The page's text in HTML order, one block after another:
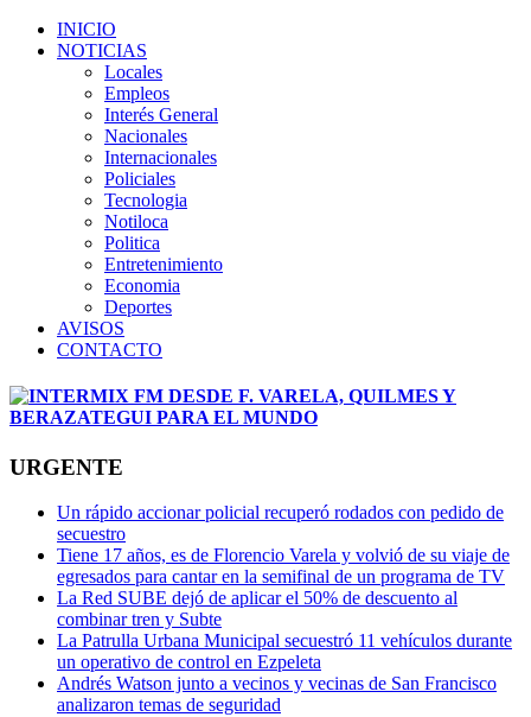
INICIO
NOTICIAS
Locales
Empleos
Interés General
Nacionales
Internacionales
Policiales
Tecnologia
Notiloca
Politica
Entretenimiento
Economia
Deportes
AVISOS
CONTACTO
URGENTE
Un rápido accionar policial recuperó rodados con pedido de
secuestro
Tiene 17 años, es de Florencio Varela y volvió de su viaje de
egresados para cantar en la semifinal de un programa de TV
La Red SUBE dejó de aplicar el 50% de descuento al
combinar tren y Subte
La Patrulla Urbana Municipal secuestró 11 vehículos durante
un operativo de control en Ezpeleta
Andrés Watson junto a vecinos y vecinas de San Francisco
analizaron temas de seguridad